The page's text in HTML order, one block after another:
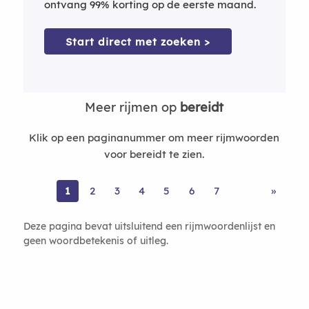
ontvang 99% korting op de eerste maand.
Start direct met zoeken >
Meer rijmen op bereidt
Klik op een paginanummer om meer rijmwoorden
voor bereidt te zien.
1 2 3 4 5 6 7 »
Deze pagina bevat uitsluitend een rijmwoordenlijst en
geen woordbetekenis of uitleg.